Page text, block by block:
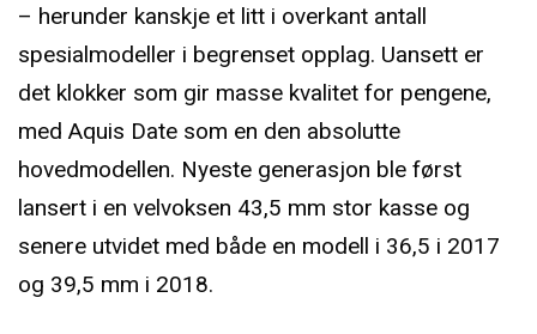
– herunder kanskje et litt i overkant antall
spesialmodeller i begrenset opplag. Uansett er
det klokker som gir masse kvalitet for pengene,
med Aquis Date som en den absolutte
hovedmodellen. Nyeste generasjon ble først
lansert i en velvoksen 43,5 mm stor kasse og
senere utvidet med både en modell i 36,5 i 2017
og 39,5 mm i 2018.